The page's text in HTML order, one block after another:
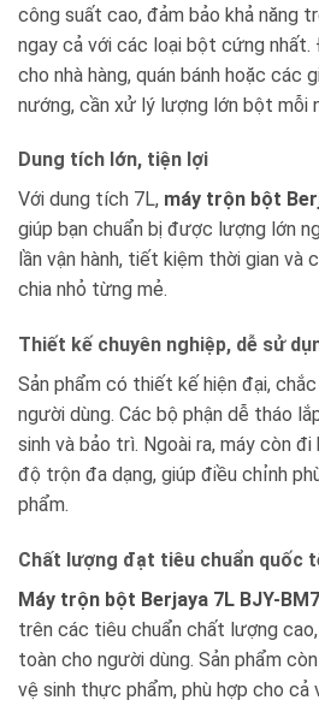
công suất cao, đảm bảo khả năng
ngay cả với các loại bột cứng
cho nhà hàng, quán bánh hoặc các
nướng, cần xử lý lượng lớn bột mỗi
Dung tích lớn, tiện lợi
Với dung tích 7L, máy trộn bột
giúp bạn chuẩn bị được lượng lớn
lần vận hành, tiết kiệm thời gian và
chia nhỏ từng mẻ.
Thiết kế chuyên nghiệp, dễ sử
Sản phẩm có thiết kế hiện đại,
người dùng. Các bộ phận dễ tháo
sinh và bảo trì. Ngoài ra, máy còn
độ trộn đa dạng, giúp điều chỉnh
phẩm.
Chất lượng đạt tiêu chuẩn quốc
Máy trộn bột Berjaya 7L BJY-
trên các tiêu chuẩn chất lượng
toàn cho người dùng. Sản phẩm
vệ sinh thực phẩm, phù hợp cho